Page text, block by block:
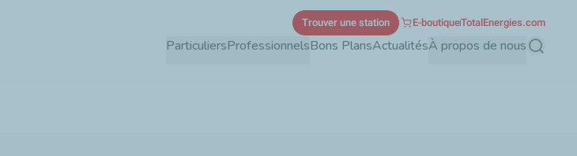
ParticuliersProfessionnelsBons PlansActualitésÀ propos de nous
Trouver une station E-boutiqueTotalEnergies.com